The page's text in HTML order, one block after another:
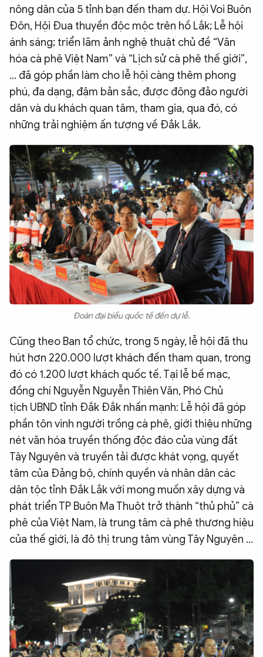
nông dân của 5 tỉnh bạn đến tham dự. Hội Voi Buôn
Đôn, Hội Đua thuyền độc mộc trên hồ Lắk; Lễ hội
ánh sáng; triển lãm ảnh nghệ thuật chủ đề “Văn
hóa cà phê Việt Nam” và “Lịch sử cà phê thế giới”,
… đã góp phần làm cho lễ hội càng thêm phong
phú, đa dạng, đậm bản sắc, được đông đảo người
dân và du khách quan tâm, tham gia, qua đó, có
những trải nghiệm ấn tượng về Đắk Lắk.
Đoàn đại biểu quốc tế đến dự lễ.
Cũng theo Ban tổ chức, trong 5 ngày, lễ hội đã thu
hút hơn 220.000 lượt khách đến tham quan, trong
đó có 1.200 lượt khách quốc tế. Tại lễ bế mạc,
đồng chí Nguyễn Nguyễn Thiên Văn, Phó Chủ
tịch UBND tỉnh Đắk Đắk nhấn mạnh: Lễ hội đã góp
phần tôn vinh người trồng cà phê, giới thiệu những
nét văn hóa truyền thống độc đáo của vùng đất
Tây Nguyên và truyền tải được khát vọng, quyết
tâm của Đảng bộ, chính quyền và nhân dân các
dân tộc tỉnh Đắk Lắk với mong muốn xây dựng và
phát triển TP Buôn Ma Thuột trở thành “thủ phủ” cà
phê của Việt Nam, là trung tâm cà phê thương hiệu
của thế giới, là đô thị trung tâm vùng Tây Nguyên ...